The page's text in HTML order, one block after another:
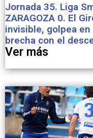
Jornada 35. Liga
ZARAGOZA 0. El
invisible, golpea
brecha con el
Ver más